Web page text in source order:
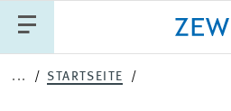
... STARTSEITE